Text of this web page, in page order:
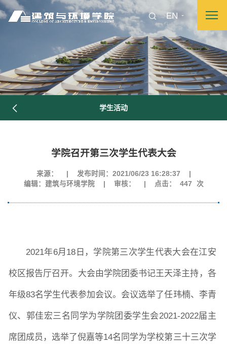
EN
图片新闻
学生活动
学院召开第三次学生代表大会
来源： 发布时间：2021/06/23 16:28:37
编辑：建筑与环境学院
审核： 点击： 447 次
2021年6月18日，学院第三次学生代表大会在江安
校区报告厅召开。大会由学院团委书记王天泽主持，各
年级83名学生代表参加会议。会议选举了任玮楠、李青
仪、郭佳宏三名同学为学院团委学生会2021-2022届主
席团成员，选举了倪嘉等14名同学为学校第三十三次学